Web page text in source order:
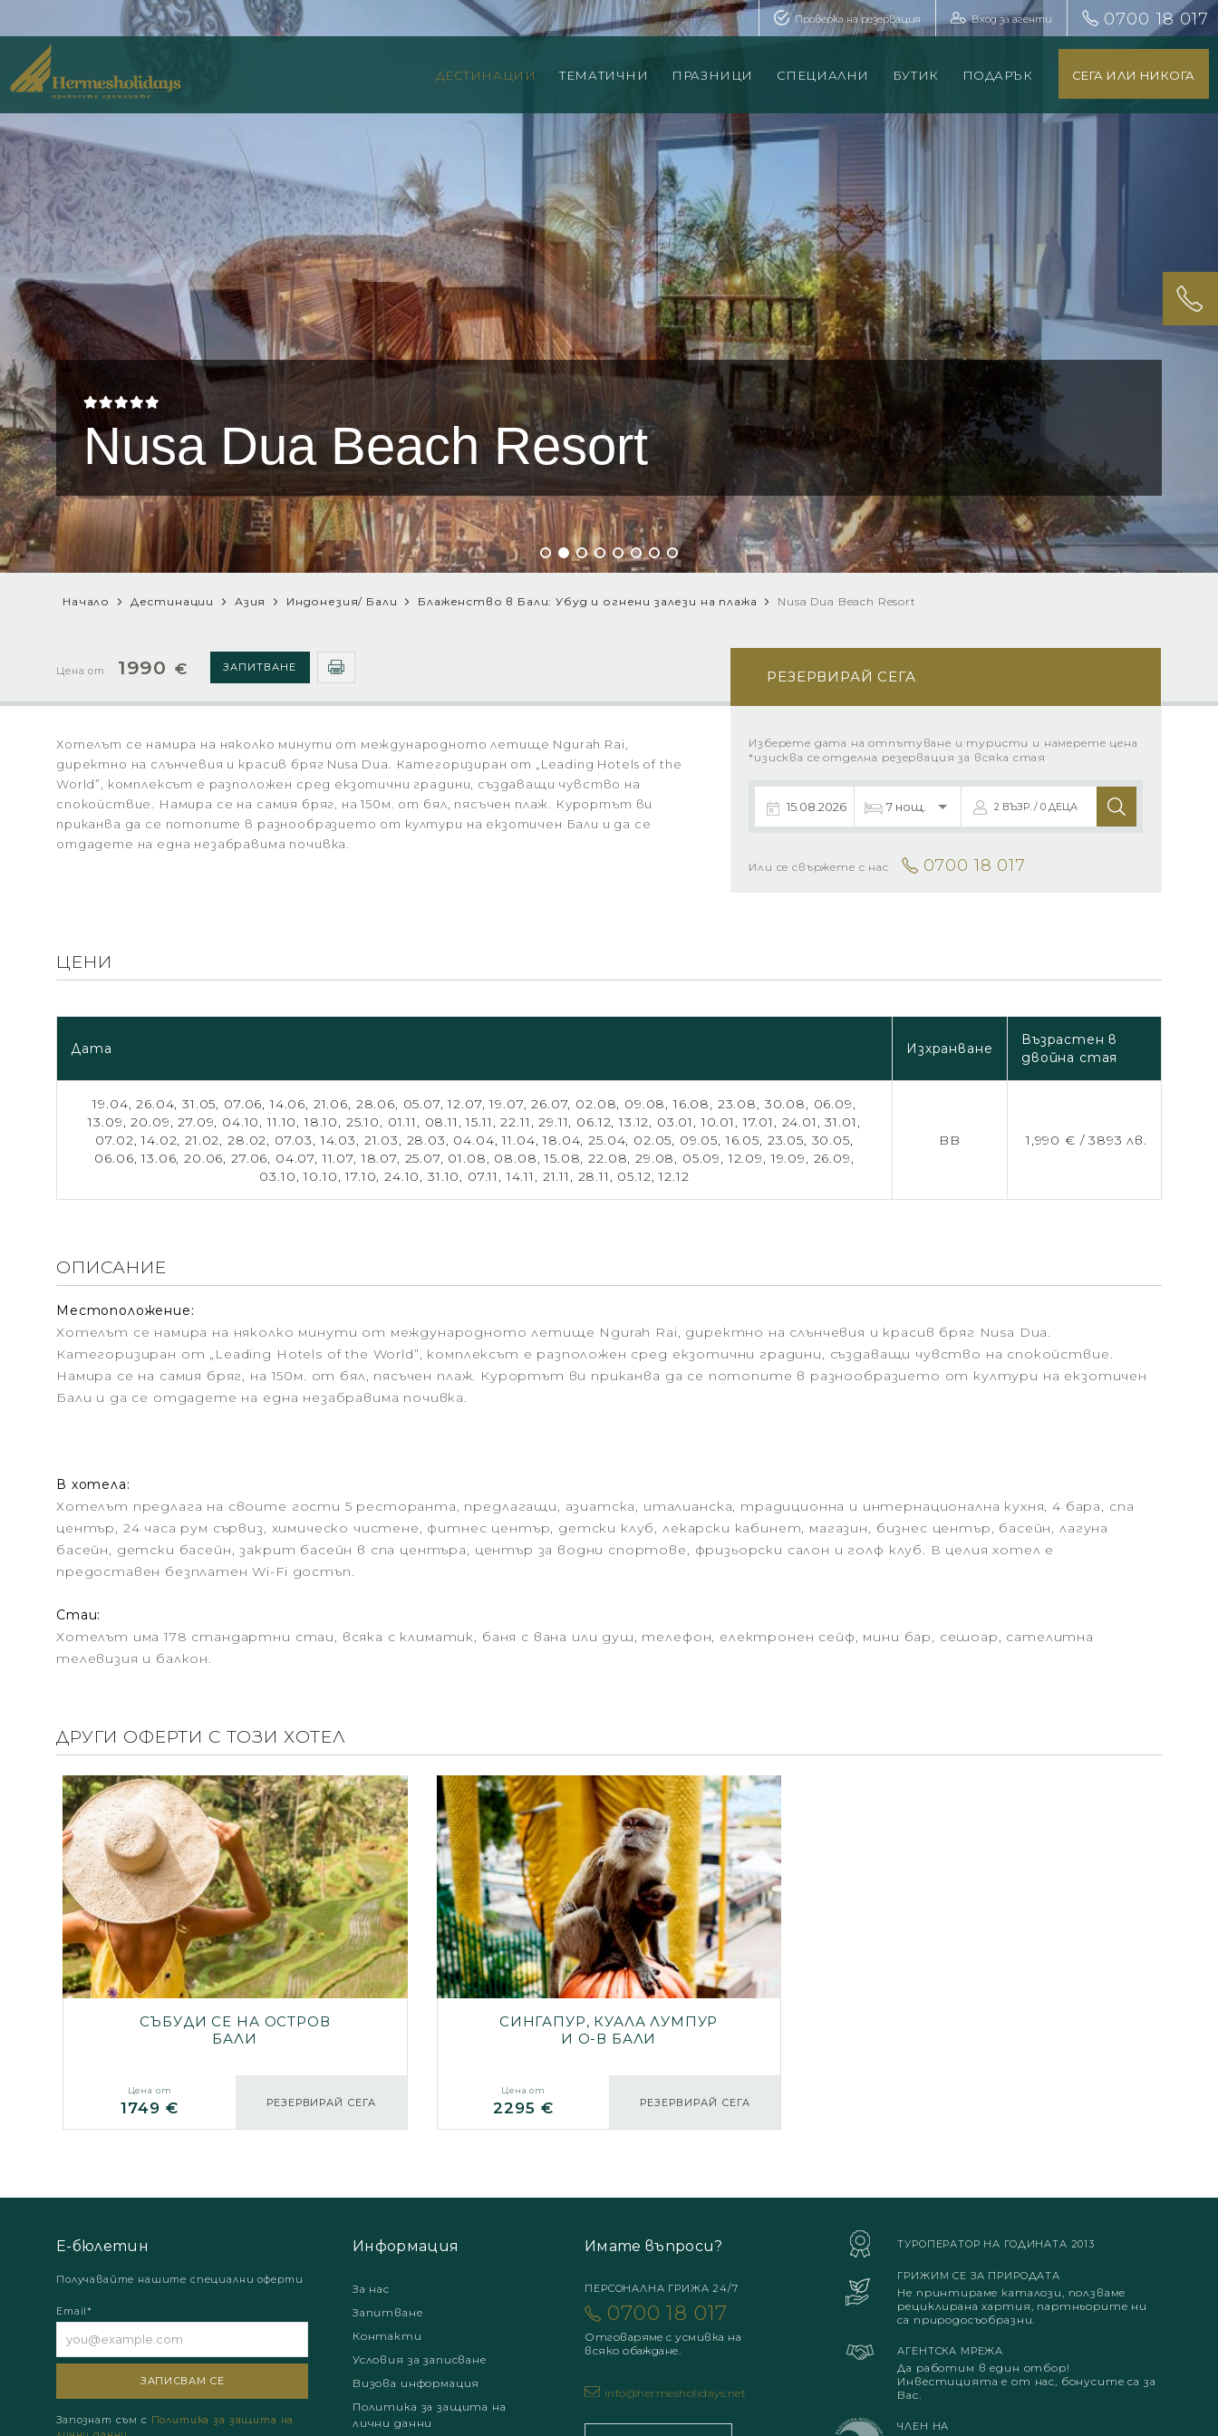
0700 18 017
Вход за агенти
Проверка на резервация
СЕГА ИЛИ НИКОГА
ДЕСТИНАЦИИ ТЕМАТИЧНИ ПРАЗНИЦИ СПЕЦИАЛНИ БУТИК ПОДАРЪК
Nusa Dua Beach Resort
Начало Дестинации Азия Индонезия/ Бали Блаженство в Бали: Убуд и огнени залези на плажа Nusa Dua Beach Resort
Цена от 1990 € ЗАПИТВАНЕ
Хотелът се намира на няколко минути от международното летище Ngurah Rai,
директно на слънчевия и красив бряг Nusa Dua. Категоризиран от „Leading Hotels of the
World”, комплексът е разположен сред екзотични градини, създаващи чувство на
спокойствие. Намира се на самия бряг, на 150м. от бял, пясъчен плаж. Курортът ви
приканва да се потопите в разнообразието от култури на екзотичен Бали и да се
отдадете на една незабравима почивка.
РЕЗЕРВИРАЙ СЕГА
Изберете дата на отпътуване и туристи и намерете цена
*изисква се отделна резервация за всяка стая
2 ВЪЗР. / 0 ДЕЦА
Или се свържете с нас 0700 18 017
ЦЕНИ
Дата Изхранване
Възрастен в
двойна стая
19.04,26.04,31.05, 07.06,14.06, 21.06, 28.06, 05.07,12.07,19.07,26.07, 02.08, 09.08,16.08, 23.08, 30.08, 06.09,
13.09,20.09,27.09, 04.10,11.10,18.10, 25.10, 01.11, 08.11,15.11,22.11,29.11, 06.12,13.12, 03.01,10.01,17.01, 24.01,31.01,
07.02,14.02,21.02,28.02, 07.03,14.03, 21.03, 28.03, 04.04,11.04,18.04,25.04, 02.05, 09.05,16.05, 23.05, 30.05,
06.06,13.06,20.06,27.06, 04.07,11.07,18.07, 25.07, 01.08, 08.08,15.08,22.08,29.08, 05.09,12.09,19.09, 26.09,
03.10,10.10,17.10,24.10, 31.10, 07.11,14.11, 21.11, 28.11, 05.12,12.12
BB 1,990 € /3893 лв.
ОПИСАНИЕ
Местоположение:
Хотелът се намира на няколко минути от международното летище Ngurah Rai, директно на слънчевия и красив бряг Nusa Dua.
Категоризиран от „Leading Hotels of the World”, комплексът е разположен сред екзотични градини, създаващи чувство на спокойствие.
Намира се на самия бряг, на 150м. от бял, пясъчен плаж. Курортът ви приканва да се потопите в разнообразието от култури на екзотичен
Бали и да се отдадете на една незабравима почивка.
В хотела:
Хотелът предлага на своите гости 5 ресторанта, предлагащи, азиатска, италианска, традиционна и интернационална кухня, 4 бара, спа
център, 24 часа рум сървиз, химическо чистене, фитнес център, детски клуб, лекарски кабинет, магазин, бизнес център, басейн, лагуна
басейн, детски басейн, закрит басейн в спа центъра, център за водни спортове, фризьорски салон и голф клуб. В целия хотел е
предоставен безплатен Wi-Fi достъп.
Стаи:
Хотелът има 178 стандартни стаи, всяка с климатик, баня с вана или душ, телефон, електронен сейф, мини бар, сешоар, сателитна
телевизия и балкон.
ДРУГИ ОФЕРТИ С ТОЗИ ХОТЕЛ
СЪБУДИ СЕ НА ОСТРОВ
БАЛИ
Цена от
1749 € РЕЗЕРВИРАЙ СЕГА
СИНГАПУР, КУАЛА ЛУМПУР
И О-В БАЛИ
Цена от
2295 € РЕЗЕРВИРАЙ СЕГА
Е-бюлетин
Получавайте нашите специални оферти
Email*
Запознат съм с Политика за защита на
Информация
За нас
Запитване
Контакти
Условия за записване
Визова информация
Политика за защита на
лични данни
Имате въпроси?
ПЕРСОНАЛНА ГРИЖА 24/7
0700 18 017
Отговаряме с усмивка на
всяко обаждане.
info@hermesholidays.net
ТУРОПЕРАТОР НА ГОДИНАТА 2013
ГРИЖИМ СЕ ЗА ПРИРОДАТА
Не принтираме каталози, ползваме
рециклирана хартия, партньорите ни
са природосъобразни.
АГЕНТСКА МРЕЖА
Да работим в един отбор!
Инвестицията е от нас, бонусите са за
Вас.
ЧЛЕН НА